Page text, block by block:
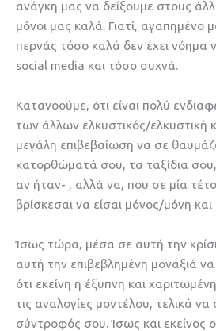
ανάγκη μας να δείξουμε στους
μόνοι μας καλά. Γιατί, αγαπημένο
περνάς τόσο καλά δεν έχει νόημα
social media και τόσο συχνά.
Κατανοούμε, ότι είναι πολύ
των άλλων ελκυστικός/ελκυστική
μεγάλη επιβεβαίωση να σε
κατορθώματά σου, τα ταξίδια
αν ήταν- , αλλά να, που σε μία
βρίσκεσαι να είσαι μόνος/μόνη
Ίσως τώρα, μέσα σε αυτή την
αυτή την επιβεβλημένη μοναξιά να
ότι εκείνη η έξυπνη και
τις αναλογίες μοντέλου, τελικά να
σύντροφός σου. Ίσως και εκείνος